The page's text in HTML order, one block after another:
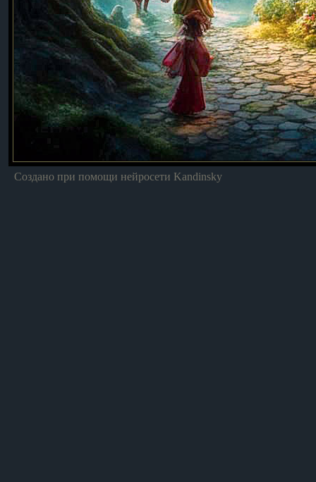
Создано при помощи нейросети Kandinsky